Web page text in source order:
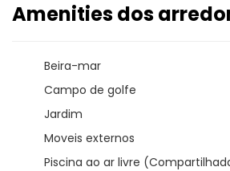
Amenities dos
Beira-mar
Campo de golfe
Jardim
Moveis externos
Piscina ao ar livre